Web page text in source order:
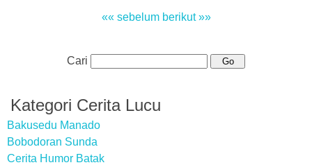
«« sebelum berikut »»
Cari
Kategori Cerita Lucu
Bakusedu Manado
Bobodoran Sunda
Cerita Humor Batak